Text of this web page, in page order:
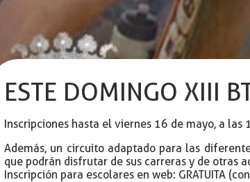
ESTE DOMINGO XIII
Inscripciones hasta el viernes 16 de mayo, a las
Además, un circuito adaptado para las
que podrán disfrutar de sus carreras y de otras
Inscripción para escolares en web: GRATUITA